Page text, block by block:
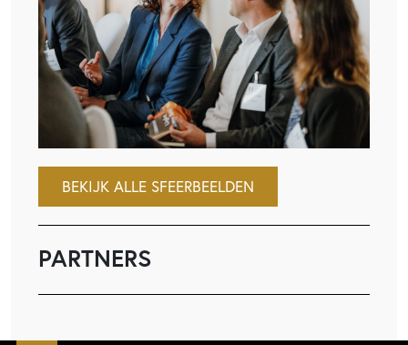
BEKIJK ALLE SFEERBEELDEN
PARTNERS